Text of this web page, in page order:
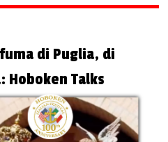
di Puglia, di
Hoboken Talks